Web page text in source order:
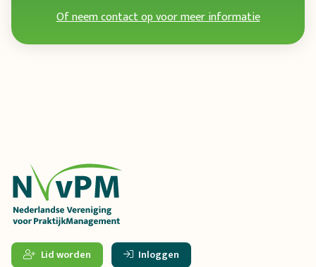
Of neem contact op voor meer informatie
Lid worden Inloggen